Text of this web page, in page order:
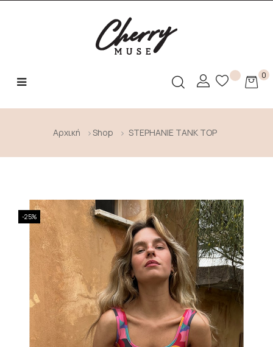
Toggle
☰ 0
Αρχική Shop STEPHANIE TANK TOP
-25%